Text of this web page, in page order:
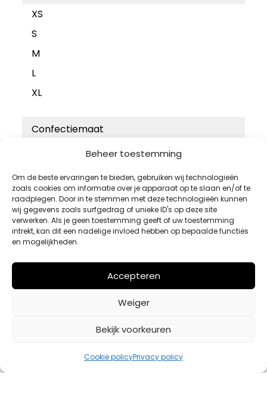
Beheer toestemming
Om de beste ervaringen te bieden, gebruiken wij technologieën
zoals cookies om informatie over je apparaat op te slaan en/of te
raadplegen. Door in te stemmen met deze technologieën kunnen
wij gegevens zoals surfgedrag of unieke ID's op deze site
verwerken. Als je geen toestemming geeft of uw toestemming
intrekt, kan dit een nadelige invloed hebben op bepaalde functies
en mogelijkheden.
Accepteren
Weiger
Bekijk voorkeuren
Cookie policyPrivacy policy
XS
S
M
L
XL
Confectiemaat
50
52
54